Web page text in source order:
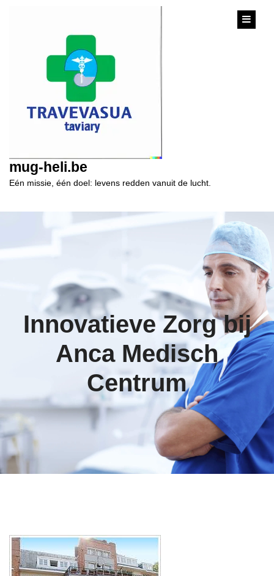
mug-heli.be
Eén missie, één doel: levens redden vanuit de lucht.
Innovatieve Zorg bij
Anca Medisch
Centrum